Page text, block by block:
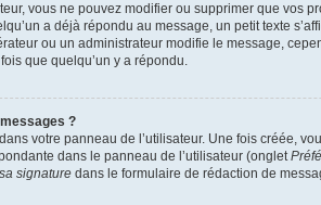
vous ne pouvez modifier ou supprimer que
a déjà répondu au message, un petit texte
ou un administrateur modifie le message,
que quelqu’un y a répondu.
?
votre panneau de l’utilisateur. Une fois créée,
dans le panneau de l’utilisateur (onglet
signature dans le formulaire de rédaction de